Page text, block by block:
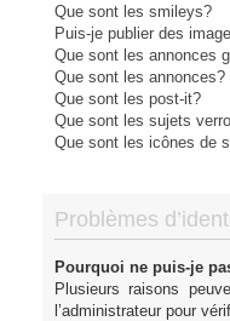
Que sont les smileys?
Puis-je publier des
Que sont les annonces
Que sont les annonces?
Que sont les post-it?
Que sont les sujets
Que sont les icônes de
Problèmes
Pourquoi ne puis-je
Plusieurs raisons
l’administrateur pour